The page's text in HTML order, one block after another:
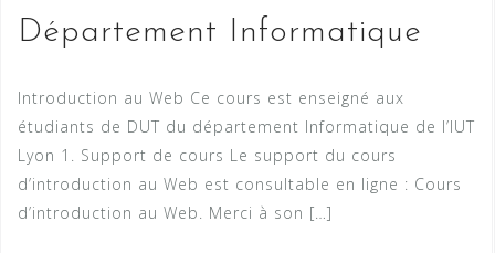
Département Informatique
Introduction au Web Ce cours est enseigné aux
étudiants de DUT du département Informatique de l’IUT
Lyon 1. Support de cours Le support du cours
d’introduction au Web est consultable en ligne : Cours
d’introduction au Web. Merci à son […]